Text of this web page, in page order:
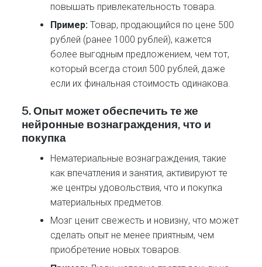
повышать привлекательность товара.
Пример: Товар, продающийся по цене 500
рублей (ранее 1000 рублей), кажется
более выгодным предложением, чем тот,
который всегда стоил 500 рублей, даже
если их финальная стоимость одинакова.
5.Опыт может обеспечить те же
нейронные вознаграждения, что и
покупка
Нематериальные вознаграждения, такие
как впечатления и занятия, активируют те
же центры удовольствия, что и покупка
материальных предметов.
Мозг ценит свежесть и новизну, что может
сделать опыт не менее приятным, чем
приобретение новых товаров.